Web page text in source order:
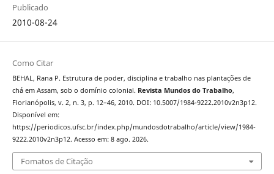
Publicado
2010-08-24
Como Citar
BEHAL, Rana P. Estrutura de poder, disciplina e trabalho nas plantações de
chá em Assam, sob o domínio colonial. Revista Mundos do Trabalho,
Florianópolis, v. 2, n. 3, p. 12–46, 2010. DOI: 10.5007/1984-9222.2010v2n3p12.
Disponível em:
https://periodicos.ufsc.br/index.php/mundosdotrabalho/article/view/1984-
9222.2010v2n3p12. Acesso em: 8 ago. 2026.
Fomatos de Citação